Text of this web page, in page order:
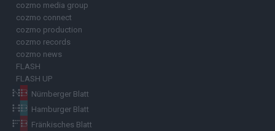
cozmo media group
cozmo connect
cozmo production
cozmo records
cozmo news
FLASH
FLASH UP
Nürnberger Blatt
Hamburger Blatt
Fränkisches Blatt